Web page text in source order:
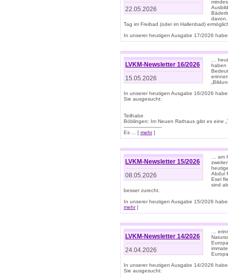
22.05.2026
davon.
Tag im Freibad (oder im Hallenbad)
In unserer heutigen Ausgabe 17/2026
LVKM-Newsletter 16/2026
15.05.2026
…
haben
In unserer heutigen Ausgabe 16/2026
Sie ausgesucht:
Teilhabe
Böblingen: Im Neuen Rathaus gibt es eine
-------------------------
Es ... [ mehr]
LVKM-Newsletter 15/2026
08.05.2026
… am
Abdul
Esel
sind
besser zurecht.
In unserer heutigen Ausgabe 15/2026
mehr]
LVKM-Newsletter 14/2026
24.04.2026
…
In unserer heutigen Ausgabe 14/2026
Sie ausgesucht: